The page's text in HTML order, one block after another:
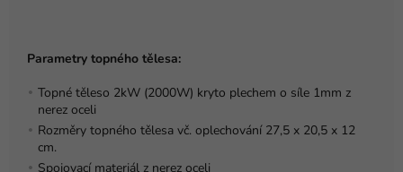
Parametry topného tělesa:
Topné těleso 2kW (2000W) kryto plechem o síle 1mm z
nerez oceli
Rozměry topného tělesa vč. oplechování 27,5 x 20,5 x 12
cm.
Spojovací materiál z nerez oceli